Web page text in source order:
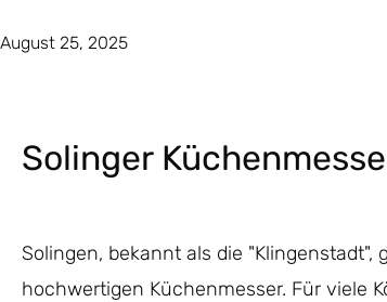
August 25, 2025
Solinger
Solingen, bekannt als die
hochwertigen Küchenmesser. Für viele